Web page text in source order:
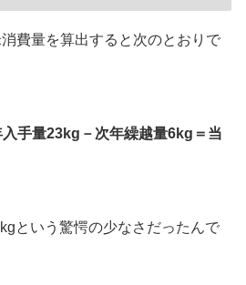
費量を算出すると次のとおりで
手量23kg－次年繰越量6kg＝当
という驚愕の少なさだったんで